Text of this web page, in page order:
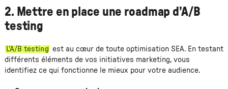
2. Mettre en place une roadmap d’A/B
testing
L’A/B testing est au cœur de toute optimisation SEA. En testant
différents éléments de vos initiatives marketing, vous
identifiez ce qui fonctionne le mieux pour votre audience.